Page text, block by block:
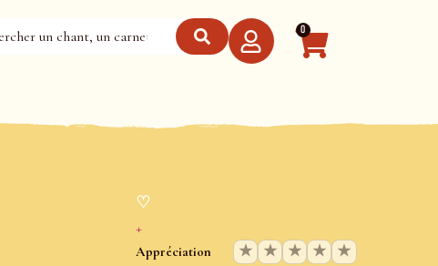
0
♡
+
Appréciation ★ ★ ★ ★ ★